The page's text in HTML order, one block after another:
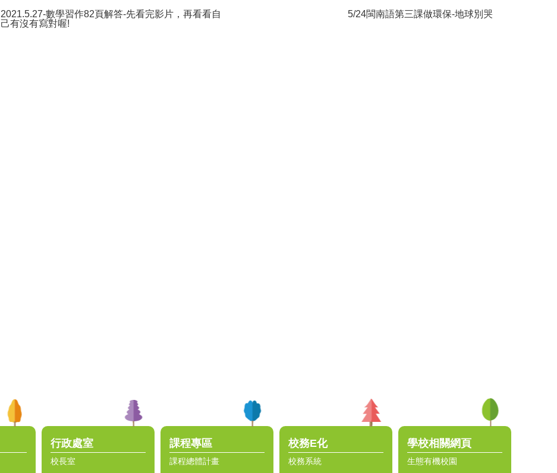
2021.5.27-數學習作82頁解答-先看完影片，再看看自
己有沒有寫對喔!
5/24閩南語第三課做環保-地球別哭
行政處室
校長室
課程專區
課程總體計畫
校務E化
校務系統
學校相關網頁
生態有機校園